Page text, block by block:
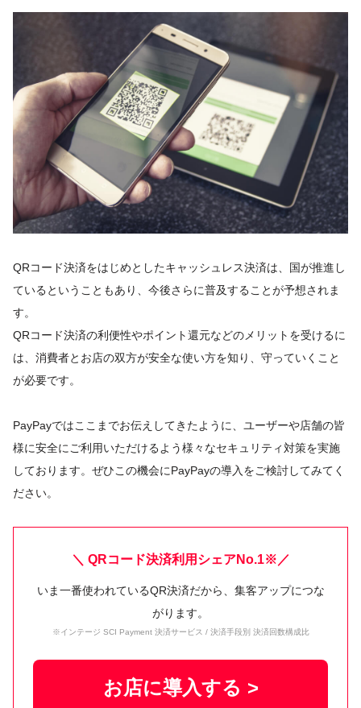
QRコード決済をはじめとしたキャッシュレス決済は、国が推進し
ているということもあり、今後さらに普及することが予想されま
す。
QRコード決済の利便性やポイント還元などのメリットを受けるに
は、消費者とお店の双方が安全な使い方を知り、守っていくこと
が必要です。
PayPayではここまでお伝えしてきたように、ユーザーや店舗の皆
様に安全にご利用いただけるよう様々なセキュリティ対策を実施
しております。ぜひこの機会にPayPayの導入をご検討してみてく
ださい。
＼ QRコード決済利用シェアNo.1※／
いま一番使われているQR決済だから、集客アップにつな
がります。
※インテージ SCI Payment 決済サービス / 決済手段別 決済回数構成比
お店に導入する >